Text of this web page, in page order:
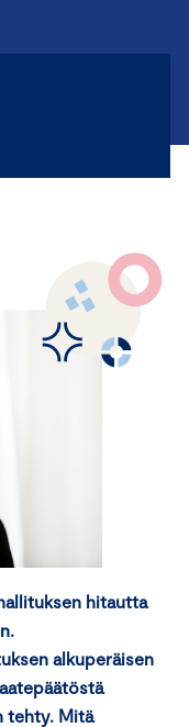
hitautta
alkuperäisen
tehty. Mitä